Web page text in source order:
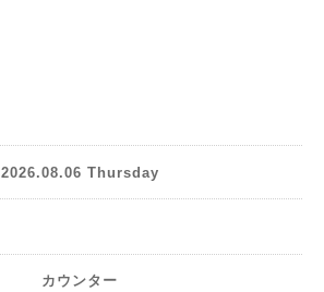
2026.08.06 Thursday
カウンター